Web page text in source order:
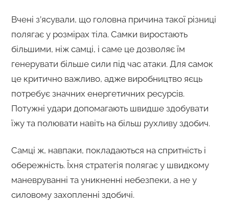
Вчені з’ясували, що головна причина такої різниці
полягає у розмірах тіла. Самки виростають
більшими, ніж самці, і саме це дозволяє їм
генерувати більше сили під час атаки. Для самок
це критично важливо, адже виробництво яєць
потребує значних енергетичних ресурсів.
Потужні удари допомагають швидше здобувати
їжу та полювати навіть на більш рухливу здобич.
Самці ж, навпаки, покладаються на спритність і
обережність. Їхня стратегія полягає у швидкому
маневруванні та уникненні небезпеки, а не у
силовому захопленні здобичі.